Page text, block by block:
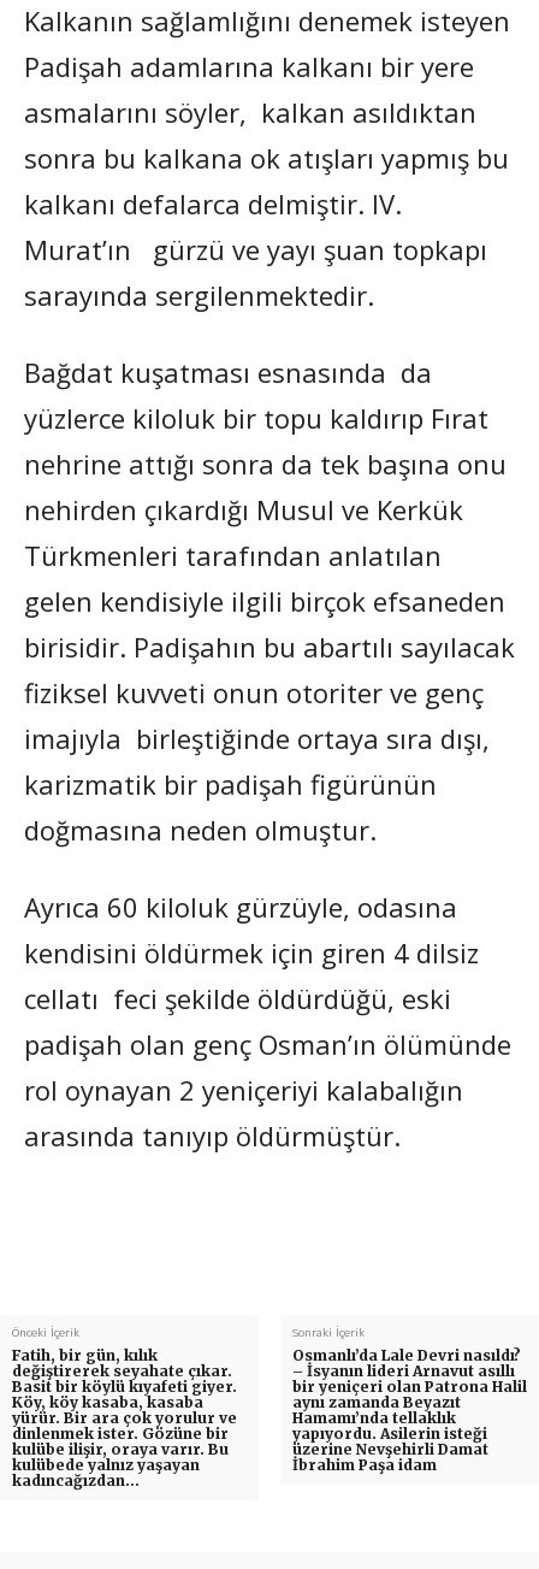
Kalkanın sağlamlığını denemek isteyen
Padişah adamlarına kalkanı bir yere
asmalarını söyler, kalkan asıldıktan
sonra bu kalkana ok atışları yapmış bu
kalkanı defalarca delmiştir. IV.
Murat’ın gürzü ve yayı şuan topkapı
sarayında sergilenmektedir.
Bağdat kuşatması esnasında da
yüzlerce kiloluk bir topu kaldırıp Fırat
nehrine attığı sonra da tek başına onu
nehirden çıkardığı Musul ve Kerkük
Türkmenleri tarafından anlatılan
gelen kendisiyle ilgili birçok efsaneden
birisidir. Padişahın bu abartılı sayılacak
fiziksel kuvveti onun otoriter ve genç
imajıyla birleştiğinde ortaya sıra dışı,
karizmatik bir padişah figürünün
doğmasına neden olmuştur.
Ayrıca 60 kiloluk gürzüyle, odasına
kendisini öldürmek için giren 4 dilsiz
cellatı feci şekilde öldürdüğü, eski
padişah olan genç Osman’ın ölümünde
rol oynayan 2 yeniçeriyi kalabalığın
arasında tanıyıp öldürmüştür.
Önceki İçerik
Fatih, bir gün, kılık
değiştirerek seyahate çıkar.
Basit bir köylü kıyafeti giyer.
Köy, köy kasaba, kasaba
yürür. Bir ara çok yorulur ve
dinlenmek ister. Gözüne bir
kulübe ilişir, oraya varır. Bu
kulübede yalnız yaşayan
kadıncağızdan…
Sonraki İçerik
Osmanlı’da Lale Devri nasıldı?
– İsyanın lideri Arnavut asıllı
bir yeniçeri olan Patrona Halil
aynı zamanda Beyazıt
Hamamı’nda tellaklık
yapıyordu. Asilerin isteği
üzerine Nevşehirli Damat
İbrahim Paşa idam